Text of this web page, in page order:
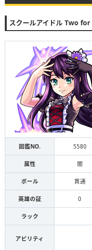
スクールアイドル Two for
図鑑NO. 5580
属性 闇
ボール 貫通
英雄の証 0
ラック
アビリティ